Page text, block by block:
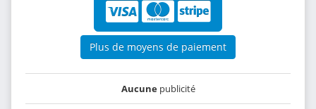
Plus de moyens de paiement
Aucunepublicité